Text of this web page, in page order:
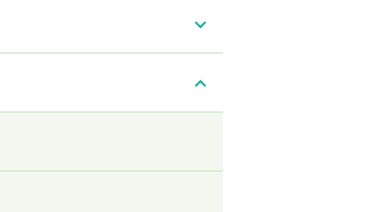
expand_more
expand_less